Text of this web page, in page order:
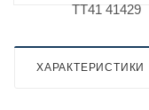
ХАРАКТЕРИСТИКИ